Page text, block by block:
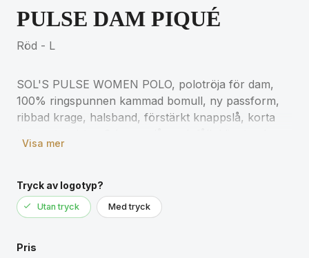
PULSE DAM PIQUÉ
Röd - L
SOL'S PULSE WOMEN POLO, polotröja för dam,
100% ringspunnen kammad bomull, ny passform,
ribbad krage, halsband, förstärkt knappslå, korta
sydd, reservknapp på insidan av sidosömmen. För
produktdokumentationen.
Visa mer
Tryck av logotyp?
Utan tryck Med tryck
Pris